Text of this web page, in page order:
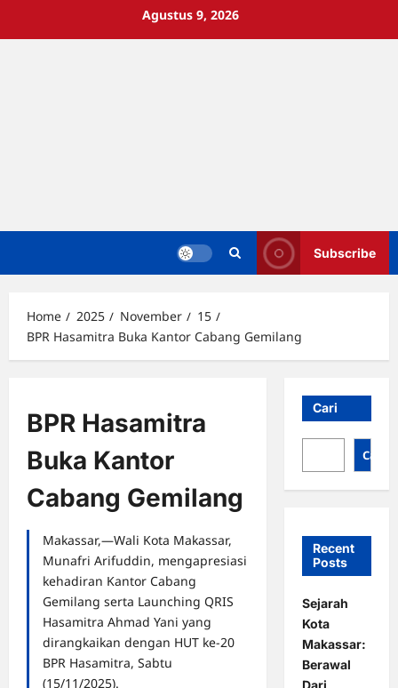
Agustus 9, 2026
Subscribe
Home 2025 November
15
BPR Hasamitra Buka Kantor Cabang Gemilang
BPR Hasamitra
Buka Kantor
Cabang Gemilang
Makassar,—Wali Kota Makassar,
Munafri Arifuddin, mengapresiasi
kehadiran Kantor Cabang
Gemilang serta Launching QRIS
Hasamitra Ahmad Yani yang
dirangkaikan dengan HUT ke-20
BPR Hasamitra, Sabtu
(15/11/2025).
Cari
Cari
Recent
Posts
Sejarah
Kota
Makassar:
Berawal
Dari